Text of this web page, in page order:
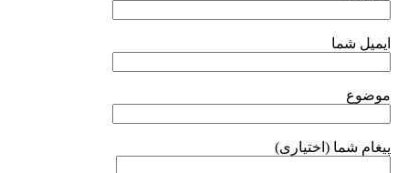
ایمیل شما
موضوع
پیغام شما (اختیاری)